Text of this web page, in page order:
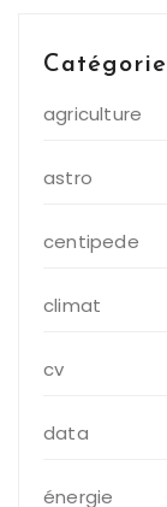
agriculture
astro
centipede
climat
cv
data
énergie